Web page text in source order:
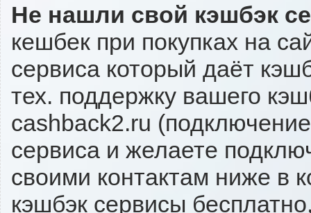
Не нашли свой кэшбэк
кешбек при покупках на
сервиса который даёт
тех. поддержку вашего
cashback2.ru
сервиса и желаете
своими контактам ниже в
кэшбэк сервисы